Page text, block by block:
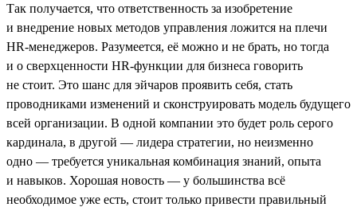
Так получается, что ответственность за изобретение
и внедрение новых методов управления ложится на плечи
HR-менеджеров. Разумеется, её можно и не брать, но тогда
и о сверхценности HR-функции для бизнеса говорить
не стоит. Это шанс для эйчаров проявить себя, стать
проводниками изменений и сконструировать модель будущего
всей организации. В одной компании это будет роль серого
кардинала, в другой — лидера стратегии, но неизменно
одно — требуется уникальная комбинация знаний, опыта
и навыков. Хорошая новость — у большинства всё
необходимое уже есть, стоит только привести правильный